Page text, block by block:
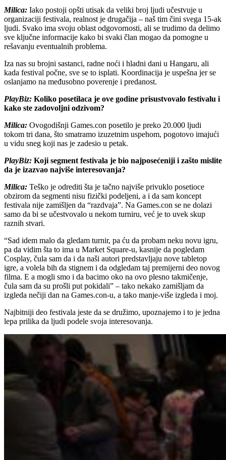
Milica: Iako postoji opšti utisak da veliki broj ljudi učestvuje u
organizaciji festivala, realnost je drugačija – naš tim čini svega 15-ak
ljudi. Svako ima svoju oblast odgovornosti, ali se trudimo da delimo
sve ključne informacije kako bi svaki član mogao da pomogne u
rešavanju eventualnih problema.
Iza nas su brojni sastanci, radne noći i hladni dani u Hangaru, ali
kada festival počne, sve se to isplati. Koordinacija je uspešna jer se
oslanjamo na međusobno poverenje i predanost.
PlayBiz: Koliko posetilaca je ove godine prisustvovalo festivalu i
kako ste zadovoljni odzivom?
Milica: Ovogodišnji Games.con posetilo je preko 20.000 ljudi
tokom tri dana, što smatramo izuzetnim uspehom, pogotovo imajući
u vidu sneg koji nas je zadesio u petak.
PlayBiz: Koji segment festivala je bio najposećeniji i zašto mislite
da je izazvao najviše interesovanja?
Milica: Teško je odrediti šta je tačno najviše privuklo posetioce
obzirom da segmenti nisu fizički podeljeni, a i da sam koncept
festivala nije zamišljen da “razdvaja”. Na Games.con se ne dolazi
samo da bi se učestvovalo u nekom turniru, već je to uvek skup
raznih stvari.
“Sad idem malo da gledam turnir, pa ću da probam neku novu igru,
pa da vidim šta to ima u Market Square-u, kasnije da pogledam
Cosplay, čula sam da i da naši autori predstavljaju nove tabletop
igre, a volela bih da stignem i da odgledam taj premijerni deo novog
filma. E a mogli smo i da bacimo oko na ovo plesno takmičenje,
čula sam da su prošli put pokidali” – tako nekako zamišljam da
izgleda nečiji dan na Games.con-u, a tako manje-više izgleda i moj.
Najbitniji deo festivala jeste da se družimo, upoznajemo i to je jedna
lepa prilika da ljudi podele svoja interesovanja.